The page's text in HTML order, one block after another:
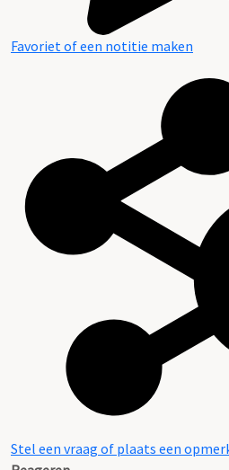
Favoriet of een notitie maken
Stel een vraag of plaats een